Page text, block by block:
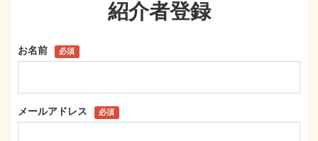
紹介者登録
お名前 必須
メールアドレス 必須